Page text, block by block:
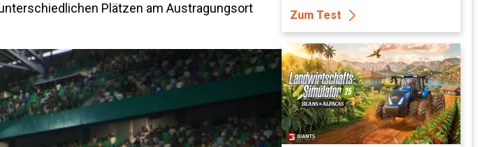
Plätzen am Austragungsort
Zum Test